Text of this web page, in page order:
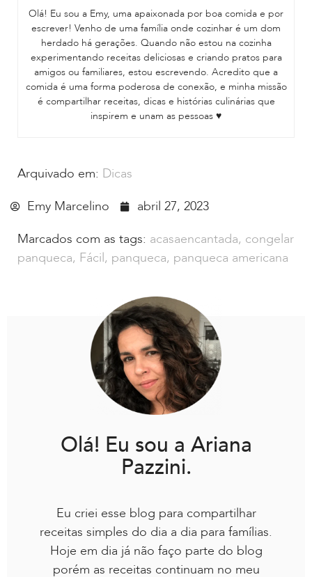
Olá! Eu sou a Emy, uma apaixonada por boa comida e por
escrever! Venho de uma família onde cozinhar é um dom
herdado há gerações. Quando não estou na cozinha
experimentando receitas deliciosas e criando pratos para
amigos ou familiares, estou escrevendo. Acredito que a
comida é uma forma poderosa de conexão, e minha missão
é compartilhar receitas, dicas e histórias culinárias que
inspirem e unam as pessoas ♥
Arquivado em: Dicas
Emy Marcelino
abril 27, 2023
Marcados com as tags: acasaencantada, congelar
panqueca, Fácil, panqueca, panqueca americana
Olá! Eu sou a Ariana
Pazzini.
Eu criei esse blog para compartilhar
receitas simples do dia a dia para famílias.
Hoje em dia já não faço parte do blog
porém as receitas continuam no meu